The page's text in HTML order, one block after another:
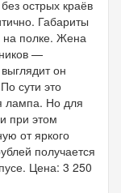
острых краёв
Габариты
на полке. Жена
—
он
сути это
лампа. Но для
при этом
от яркого
получается
Цена: 3 250